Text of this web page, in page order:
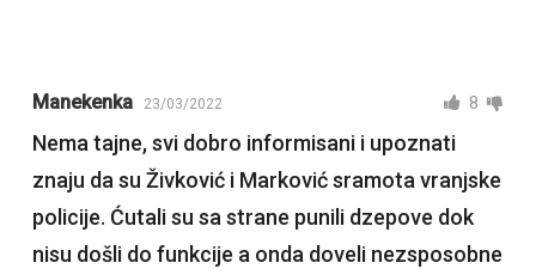
Manekenka 23/03/2022 8
Nema tajne, svi dobro informisani i upoznati
znaju da su Živković i Marković sramota vranjske
policije. Ćutali su sa strane punili dzepove dok
nisu došli do funkcije a onda doveli nezsposobne